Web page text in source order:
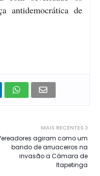
antidemocrática de
MAIS RECENTES
agiram como um
bando de arruaceiros na
invasão a Câmara de
Itapetinga